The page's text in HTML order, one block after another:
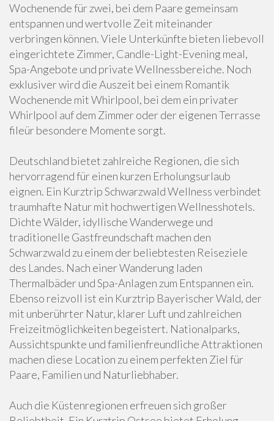
Wochenende für zwei, bei dem Paare gemeinsam
entspannen und wertvolle Zeit miteinander
verbringen können. Viele Unterkünfte bieten liebevoll
eingerichtete Zimmer, Candle-Light-Evening meal,
Spa-Angebote und private Wellnessbereiche. Noch
exklusiver wird die Auszeit bei einem Romantik
Wochenende mit Whirlpool, bei dem ein privater
Whirlpool auf dem Zimmer oder der eigenen Terrasse
fileür besondere Momente sorgt.
Deutschland bietet zahlreiche Regionen, die sich
hervorragend für einen kurzen Erholungsurlaub
eignen. Ein Kurztrip Schwarzwald Wellness verbindet
traumhafte Natur mit hochwertigen Wellnesshotels.
Dichte Wälder, idyllische Wanderwege und
traditionelle Gastfreundschaft machen den
Schwarzwald zu einem der beliebtesten Reiseziele
des Landes. Nach einer Wanderung laden
Thermalbäder und Spa-Anlagen zum Entspannen ein.
Ebenso reizvoll ist ein Kurztrip Bayerischer Wald, der
mit unberührter Natur, klarer Luft und zahlreichen
Freizeitmöglichkeiten begeistert. Nationalparks,
Aussichtspunkte und familienfreundliche Attraktionen
machen diese Location zu einem perfekten Ziel für
Paare, Familien und Naturliebhaber.
Auch die Küstenregionen erfreuen sich großer